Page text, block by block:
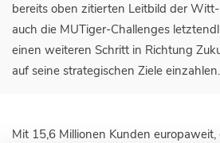
bereits oben zitierten Leitbild der
auch die MUTiger-Challenges
einen weiteren Schritt in Richtung
auf seine strategischen Ziele einzahlen.
Mit 15,6 Millionen Kunden